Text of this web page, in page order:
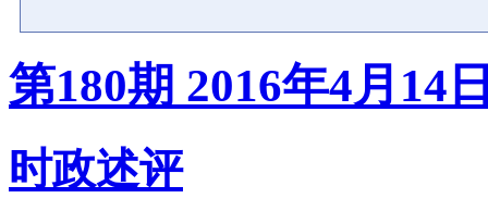
第180期 2016年4月14
时政述评